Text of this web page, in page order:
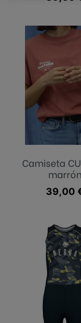
Camiseta
marrón
Precio
39,00